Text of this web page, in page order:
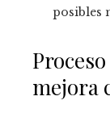
posibles
mejora